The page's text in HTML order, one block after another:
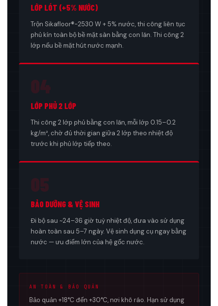
LỚP LÓT (+5% NƯỚC)
Trộn Sikafloor®-2530 W + 5% nước, thi công liên tục
phủ kín toàn bộ bề mặt sàn bằng con lăn. Thi công 2
lớp nếu bề mặt hút nước mạnh.
04
LỚP PHỦ 2 LỚP
Thi công 2 lớp phủ bằng con lăn, mỗi lớp 0.15–0.2
kg/m², chờ đủ thời gian giữa 2 lớp theo nhiệt độ
trước khi phủ lớp tiếp theo.
05
BẢO DƯỠNG & VỆ SINH
Đi bộ sau ~24–36 giờ tuỳ nhiệt độ, đưa vào sử dụng
hoàn toàn sau 5–7 ngày. Vệ sinh dụng cụ ngay bằng
nước — ưu điểm lớn của hệ gốc nước.
AN TOÀN & BẢO QUẢN
Bảo quản +18°C đến +30°C, nơi khô ráo. Hạn sử dụng